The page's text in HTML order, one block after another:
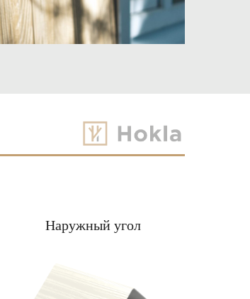
Наружный угол